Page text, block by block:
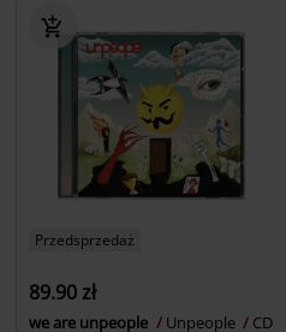
Przedsprzedaż
89.90 zł
we are unpeople Unpeople
CD